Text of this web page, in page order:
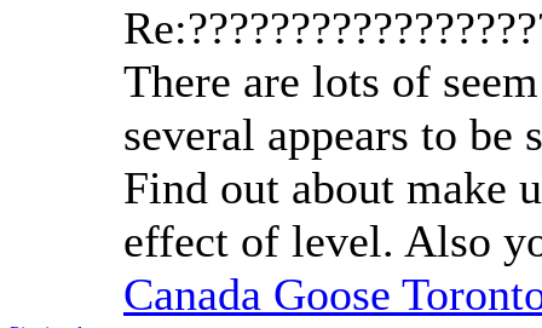
There are lots of
several appears to
Find out about make
effect of level. Also
Canada Goose